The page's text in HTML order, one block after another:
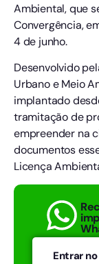
Ambiental, que
Convergência,
4 de junho.
Desenvolvido
Urbano e Meio
implantado
tramitação de
empreender na
documentos
Licença
Entrar